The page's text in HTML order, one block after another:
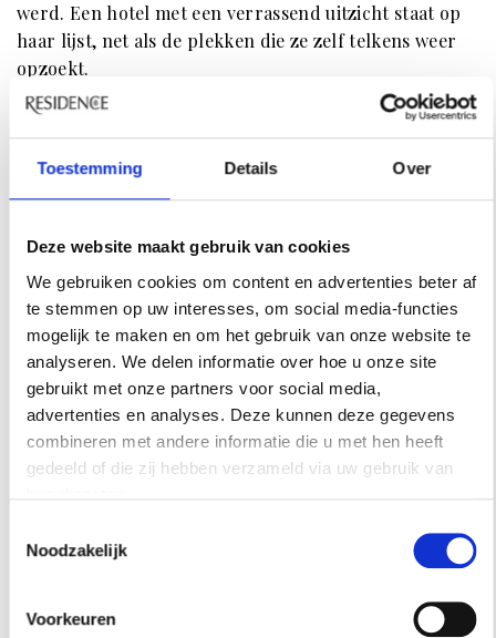
Toestemming Details Over
Deze website maakt gebruik van cookies
We gebruiken cookies om content en advertenties beter af
te stemmen op uw interesses, om social media-functies
mogelijk te maken en om het gebruik van onze website te
analyseren. We delen informatie over hoe u onze site
gebruikt met onze partners voor social media,
advertenties en analyses. Deze kunnen deze gegevens
combineren met andere informatie die u met hen heeft
gedeeld of die zij hebben verzameld via uw gebruik van
Noodzakelijk
Voorkeuren
werd. Een hotel met een verrassend uitzicht staat op
haar lijst, net als de plekken die ze zelf telkens weer
opzoekt.